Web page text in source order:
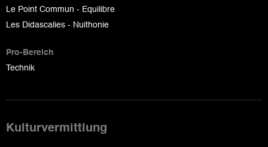
Le Point Commun - Equilibre
Les Didascalies - Nuithonie
Pro-Bereich
Technik
Kulturvermittlung